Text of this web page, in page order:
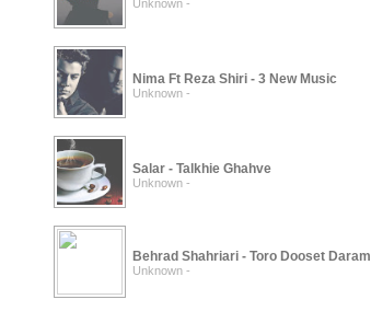
Unknown -
Nima Ft Reza Shiri - 3 New Music
Unknown -
Salar - Talkhie Ghahve
Unknown -
Behrad Shahriari - Toro Dooset Daram
Unknown -